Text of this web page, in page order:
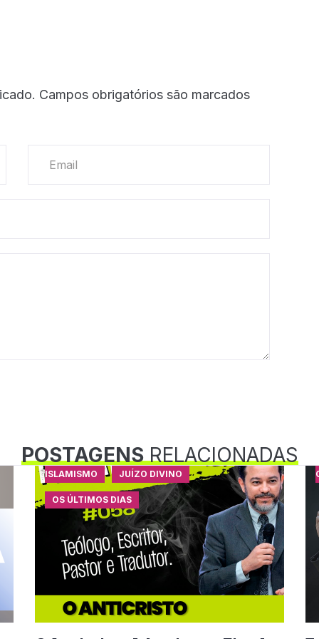
Campos obrigatórios são marcados
POSTAGENSRELACIONADAS
ISLAMISMO JUÍZO DIVINO
OS ÚLTIMOS DIAS